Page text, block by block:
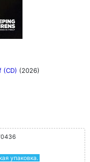
(CD) (2026)
упаковка.